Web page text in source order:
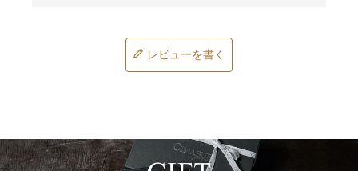
レビューを書く